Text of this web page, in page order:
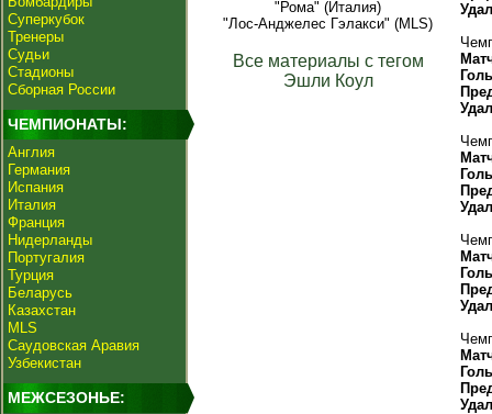
Суперкубок
Тренеры
Судьи
Стадионы
Сборная России
ЧЕМПИОНАТЫ:
Англия
Германия
Испания
Италия
Франция
Нидерланды
Португалия
Турция
Беларусь
Казахстан
MLS
Саудовская Аравия
Узбекистан
МЕЖСЕЗОНЬЕ:
"Рома" (Италия)
"Лос-Анджелес Гэлакси" (MLS)
Все материалы с тегом
Эшли Коул